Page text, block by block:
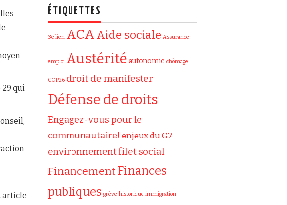
29 qui
article
ÉTIQUETTES
3e lien ACAAide sociale Assurance-
emploi Austérité autonomie chômage
COP26 droit de manifester
Défense de droits
Engagez-vous pour le
communautaire! enjeux du G7
environnementfilet social
FinancementFinances
publiques grève historique immigration